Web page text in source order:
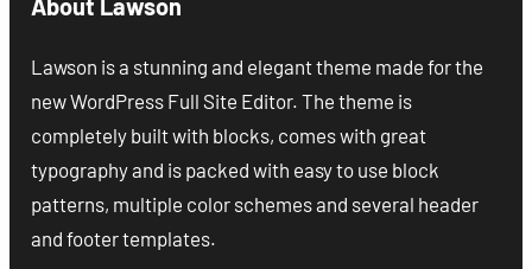
Lawson is a stunning and elegant theme made for the
new WordPress Full Site Editor. The theme is
completely built with blocks, comes with great
typography and is packed with easy to use block
patterns, multiple color schemes and several header
and footer templates.